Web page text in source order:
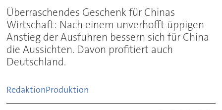
Überraschendes Geschenk für Chinas
Wirtschaft: Nach einem unverhofft üppigen
Anstieg der Ausfuhren bessern sich für China
die Aussichten. Davon profitiert auch
Deutschland.
RedaktionProduktion